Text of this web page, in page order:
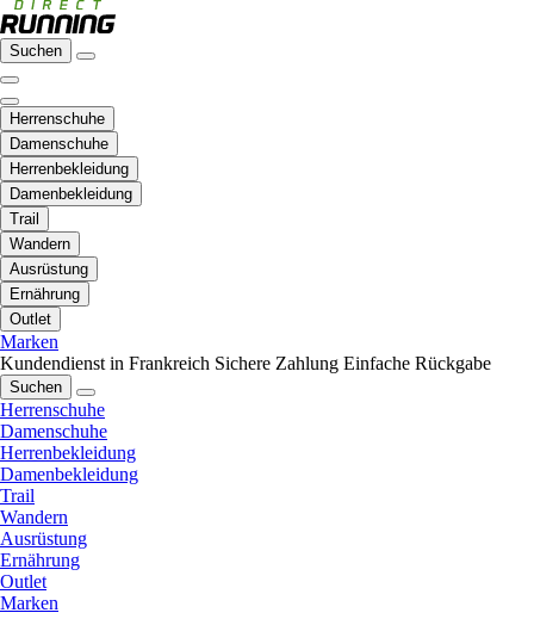
Suchen
Herrenschuhe
Damenschuhe
Herrenbekleidung
Damenbekleidung
Trail
Wandern
Ausrüstung
Ernährung
Outlet
Marken
Kundendienst in Frankreich Sichere Zahlung Einfache Rückgabe
Suchen
Herrenschuhe
Damenschuhe
Herrenbekleidung
Damenbekleidung
Trail
Wandern
Ausrüstung
Ernährung
Outlet
Marken